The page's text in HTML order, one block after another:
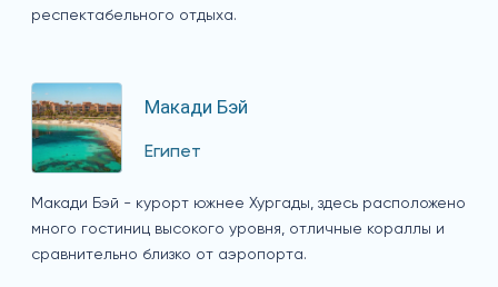
респектабельного отдыха.
Макади Бэй
Египет
Макади Бэй - курорт южнее Хургады, здесь расположено
много гостиниц высокого уровня, отличные кораллы и
сравнительно близко от аэропорта.